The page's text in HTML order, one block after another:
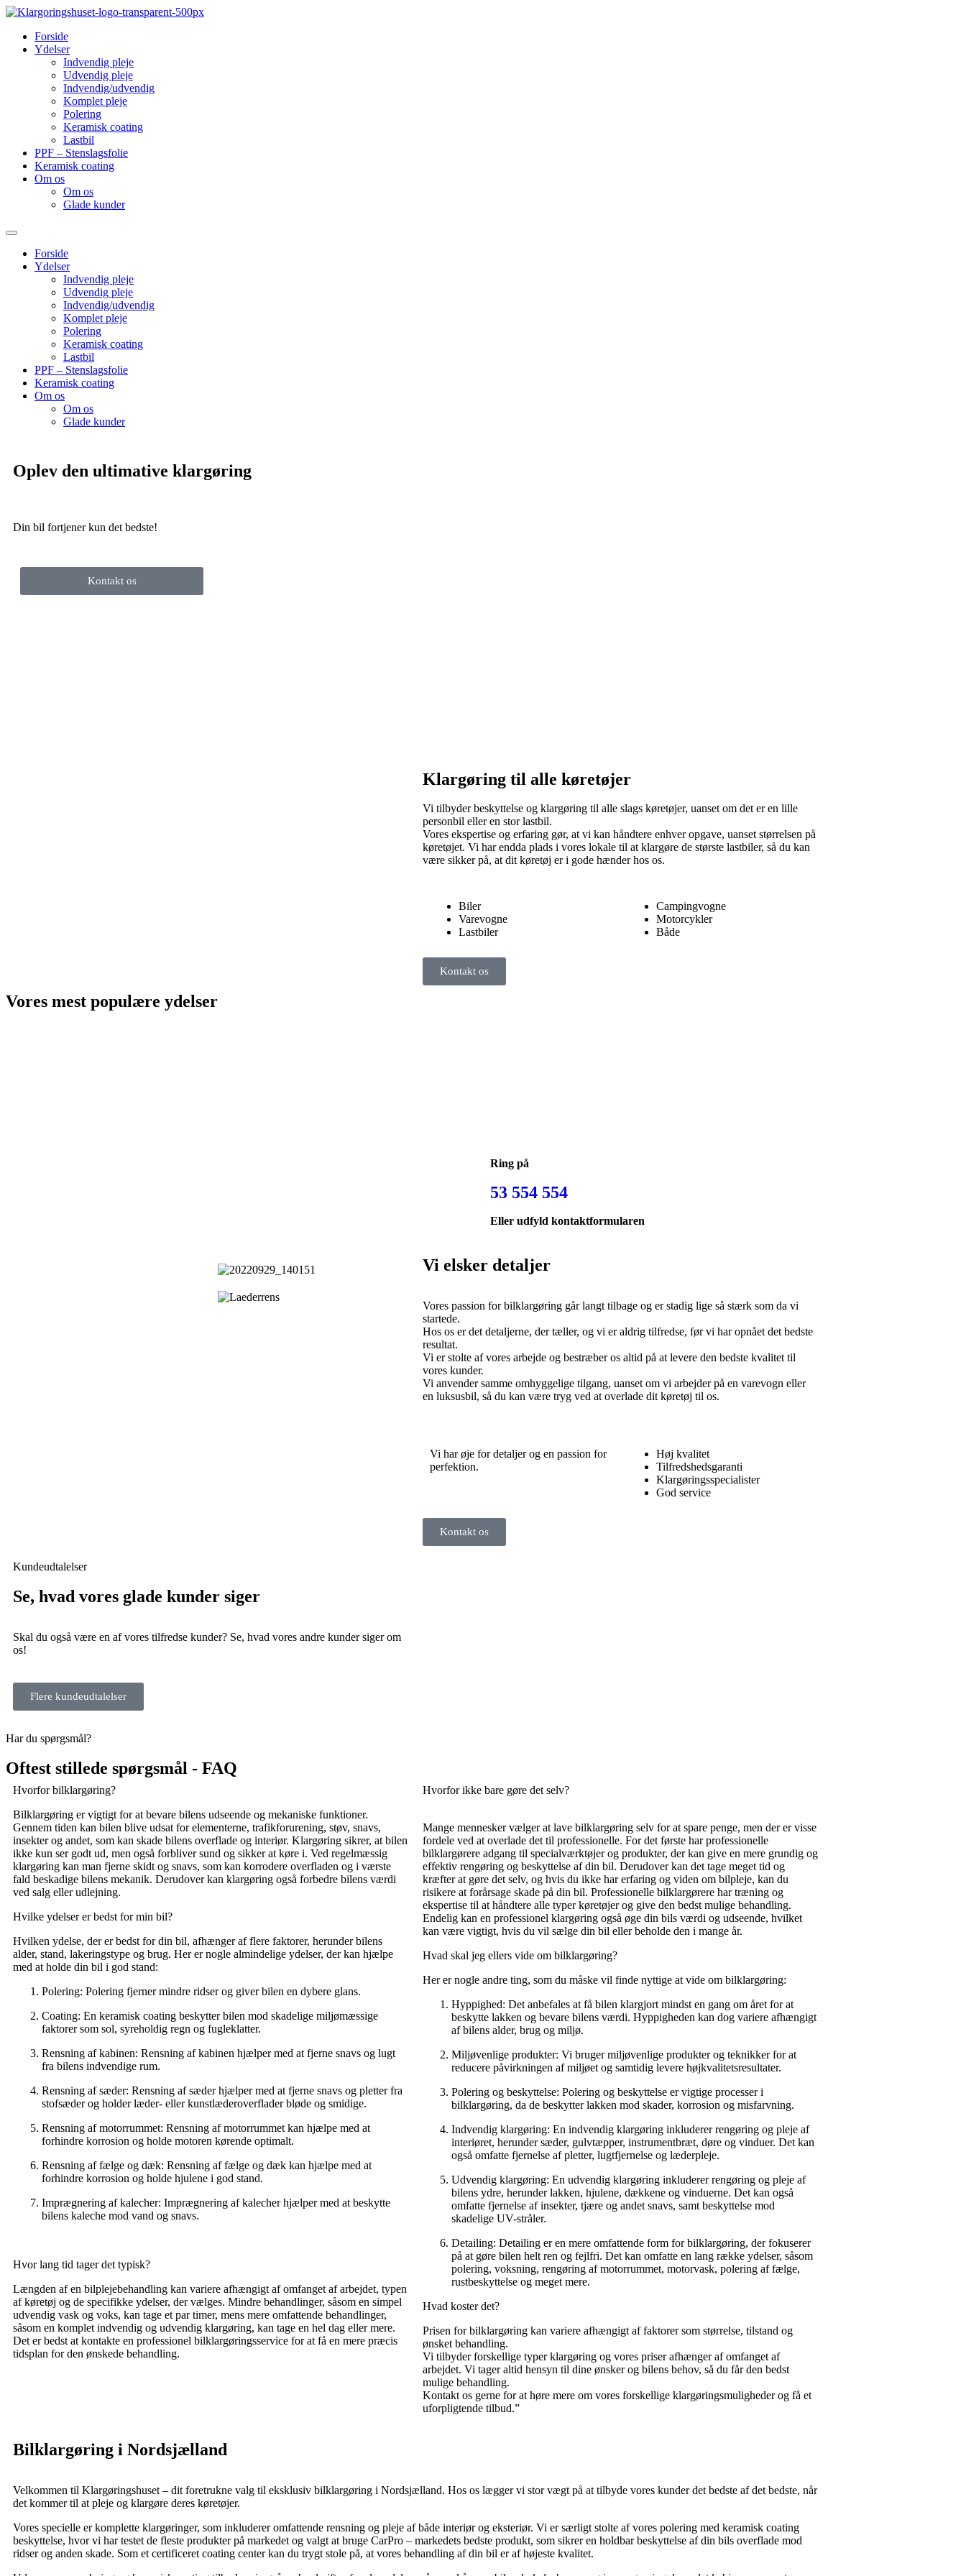
Forside
Ydelser
Indvendig pleje
Udvendig pleje
Indvendig/udvendig
Komplet pleje
Polering
Keramisk coating
Lastbil
PPF – Stenslagsfolie
Keramisk coating
Om os
Om os
Glade kunder
Forside
Ydelser
Indvendig pleje
Udvendig pleje
Indvendig/udvendig
Komplet pleje
Polering
Keramisk coating
Lastbil
PPF – Stenslagsfolie
Keramisk coating
Om os
Om os
Glade kunder
Oplev den ultimative klargøring
Din bil fortjener kun det bedste!
Kontakt os
Klargøring til alle køretøjer
Vi tilbyder beskyttelse og klargøring til alle slags køretøjer, uanset om det er en lille
personbil eller en stor lastbil.
Vores ekspertise og erfaring gør, at vi kan håndtere enhver opgave, uanset størrelsen på
køretøjet. Vi har endda plads i vores lokale til at klargøre de største lastbiler, så du kan
være sikker på, at dit køretøj er i gode hænder hos os.
Biler
Varevogne
Lastbiler
Campingvogne
Motorcykler
Både
Kontakt os
Vores mest populære ydelser
Ring på
53 554 554
Eller udfyld kontaktformularen
Vi elsker detaljer
Vores passion for bilklargøring går langt tilbage og er stadig lige så stærk som da vi
startede.
Hos os er det detaljerne, der tæller, og vi er aldrig tilfredse, før vi har opnået det bedste
resultat.
Vi er stolte af vores arbejde og bestræber os altid på at levere den bedste kvalitet til
vores kunder.
Vi anvender samme omhyggelige tilgang, uanset om vi arbejder på en varevogn eller
en luksusbil, så du kan være tryg ved at overlade dit køretøj til os.
Vi har øje for detaljer og en passion for
perfektion.
Høj kvalitet
Tilfredshedsgaranti
Klargøringsspecialister
God service
Kontakt os
Kundeudtalelser
Se, hvad vores glade kunder siger
Skal du også være en af vores tilfredse kunder? Se, hvad vores andre kunder siger om
os!
Flere kundeudtalelser
Har du spørgsmål?
Oftest stillede spørgsmål - FAQ
Hvorfor bilklargøring?
Bilklargøring er vigtigt for at bevare bilens udseende og mekaniske funktioner.
Gennem tiden kan bilen blive udsat for elementerne, trafikforurening, støv, snavs,
insekter og andet, som kan skade bilens overflade og interiør. Klargøring sikrer, at bilen
ikke kun ser godt ud, men også forbliver sund og sikker at køre i. Ved regelmæssig
klargøring kan man fjerne skidt og snavs, som kan korrodere overfladen og i værste
fald beskadige bilens mekanik. Derudover kan klargøring også forbedre bilens værdi
ved salg eller udlejning.
Hvilke ydelser er bedst for min bil?
Hvilken ydelse, der er bedst for din bil, afhænger af flere faktorer, herunder bilens
alder, stand, lakeringstype og brug. Her er nogle almindelige ydelser, der kan hjælpe
med at holde din bil i god stand:
Polering: Polering fjerner mindre ridser og giver bilen en dybere glans.
Coating: En keramisk coating beskytter bilen mod skadelige miljømæssige
faktorer som sol, syreholdig regn og fugleklatter.
Rensning af kabinen: Rensning af kabinen hjælper med at fjerne snavs og lugt
fra bilens indvendige rum.
Rensning af sæder: Rensning af sæder hjælper med at fjerne snavs og pletter fra
stofsæder og holder læder- eller kunstlæderoverflader bløde og smidige.
Rensning af motorrummet: Rensning af motorrummet kan hjælpe med at
forhindre korrosion og holde motoren kørende optimalt.
Rensning af fælge og dæk: Rensning af fælge og dæk kan hjælpe med at
forhindre korrosion og holde hjulene i god stand.
Imprægnering af kalecher: Imprægnering af kalecher hjælper med at beskytte
bilens kaleche mod vand og snavs.
Hvor lang tid tager det typisk?
Længden af en bilplejebehandling kan variere afhængigt af omfanget af arbejdet, typen
af køretøj og de specifikke ydelser, der vælges. Mindre behandlinger, såsom en simpel
udvendig vask og voks, kan tage et par timer, mens mere omfattende behandlinger,
såsom en komplet indvendig og udvendig klargøring, kan tage en hel dag eller mere.
Det er bedst at kontakte en professionel bilklargøringsservice for at få en mere præcis
tidsplan for den ønskede behandling.
Hvorfor ikke bare gøre det selv?
Mange mennesker vælger at lave bilklargøring selv for at spare penge, men der er visse
fordele ved at overlade det til professionelle. For det første har professionelle
bilklargørere adgang til specialværktøjer og produkter, der kan give en mere grundig og
effektiv rengøring og beskyttelse af din bil. Derudover kan det tage meget tid og
kræfter at gøre det selv, og hvis du ikke har erfaring og viden om bilpleje, kan du
risikere at forårsage skade på din bil. Professionelle bilklargørere har træning og
ekspertise til at håndtere alle typer køretøjer og give den bedst mulige behandling.
Endelig kan en professionel klargøring også øge din bils værdi og udseende, hvilket
kan være vigtigt, hvis du vil sælge din bil eller beholde den i mange år.
Hvad skal jeg ellers vide om bilklargøring?
Her er nogle andre ting, som du måske vil finde nyttige at vide om bilklargøring:
Hyppighed: Det anbefales at få bilen klargjort mindst en gang om året for at
beskytte lakken og bevare bilens værdi. Hyppigheden kan dog variere afhængigt
af bilens alder, brug og miljø.
Miljøvenlige produkter: Vi bruger miljøvenlige produkter og teknikker for at
reducere påvirkningen af ​​miljøet og samtidig levere højkvalitetsresultater.
Polering og beskyttelse: Polering og beskyttelse er vigtige processer i
bilklargøring, da de beskytter lakken mod skader, korrosion og misfarvning.
Indvendig klargøring: En indvendig klargøring inkluderer rengøring og pleje af
interiøret, herunder sæder, gulvtæpper, instrumentbræt, døre og vinduer. Det kan
også omfatte fjernelse af pletter, lugtfjernelse og læderpleje.
Udvendig klargøring: En udvendig klargøring inkluderer rengøring og pleje af
bilens ydre, herunder lakken, hjulene, dækkene og vinduerne. Det kan også
omfatte fjernelse af insekter, tjære og andet snavs, samt beskyttelse mod
skadelige UV-stråler.
Detailing: Detailing er en mere omfattende form for bilklargøring, der fokuserer
på at gøre bilen helt ren og fejlfri. Det kan omfatte en lang række ydelser, såsom
polering, voksning, rengøring af motorrummet, motorvask, polering af fælge,
rustbeskyttelse og meget mere.
Hvad koster det?
Prisen for bilklargøring kan variere afhængigt af faktorer som størrelse, tilstand og
ønsket behandling.
Vi tilbyder forskellige typer klargøring og vores priser afhænger af omfanget af
arbejdet. Vi tager altid hensyn til dine ønsker og bilens behov, så du får den bedst
mulige behandling.
Kontakt os gerne for at høre mere om vores forskellige klargøringsmuligheder og få et
uforpligtende tilbud.”
Bilklargøring i Nordsjælland
Velkommen til Klargøringshuset – dit foretrukne valg til eksklusiv bilklargøring i Nordsjælland. Hos os lægger vi stor vægt på at tilbyde vores kunder det bedste af det bedste, når
det kommer til at pleje og klargøre deres køretøjer.
Vores specielle er komplette klargøringer, som inkluderer omfattende rensning og pleje af både interiør og eksteriør. Vi er særligt stolte af vores polering med keramisk coating
beskyttelse, hvor vi har testet de fleste produkter på markedet og valgt at bruge CarPro – markedets bedste produkt, som sikrer en holdbar beskyttelse af din bils overflade mod
ridser og anden skade. Som et certificeret coating center kan du trygt stole på, at vores behandling af din bil er af højeste kvalitet.